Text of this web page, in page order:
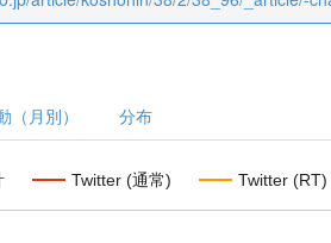
（月別） 分布
Twitter (通常) Twitter (RT)